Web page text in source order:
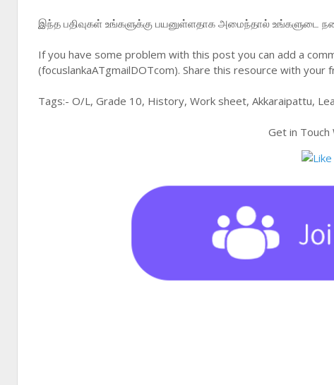
இந்த பதிவுகள் உங்களுக்கு பயனுள்ளதாக அமைந்தால் உங்களுடை
If you have some problem with this post you can add a
(focuslankaATgmailDOTcom). Share this resource with your
Tags:- O/L, Grade 10, History, Work sheet, Akkaraipattu,
Get in